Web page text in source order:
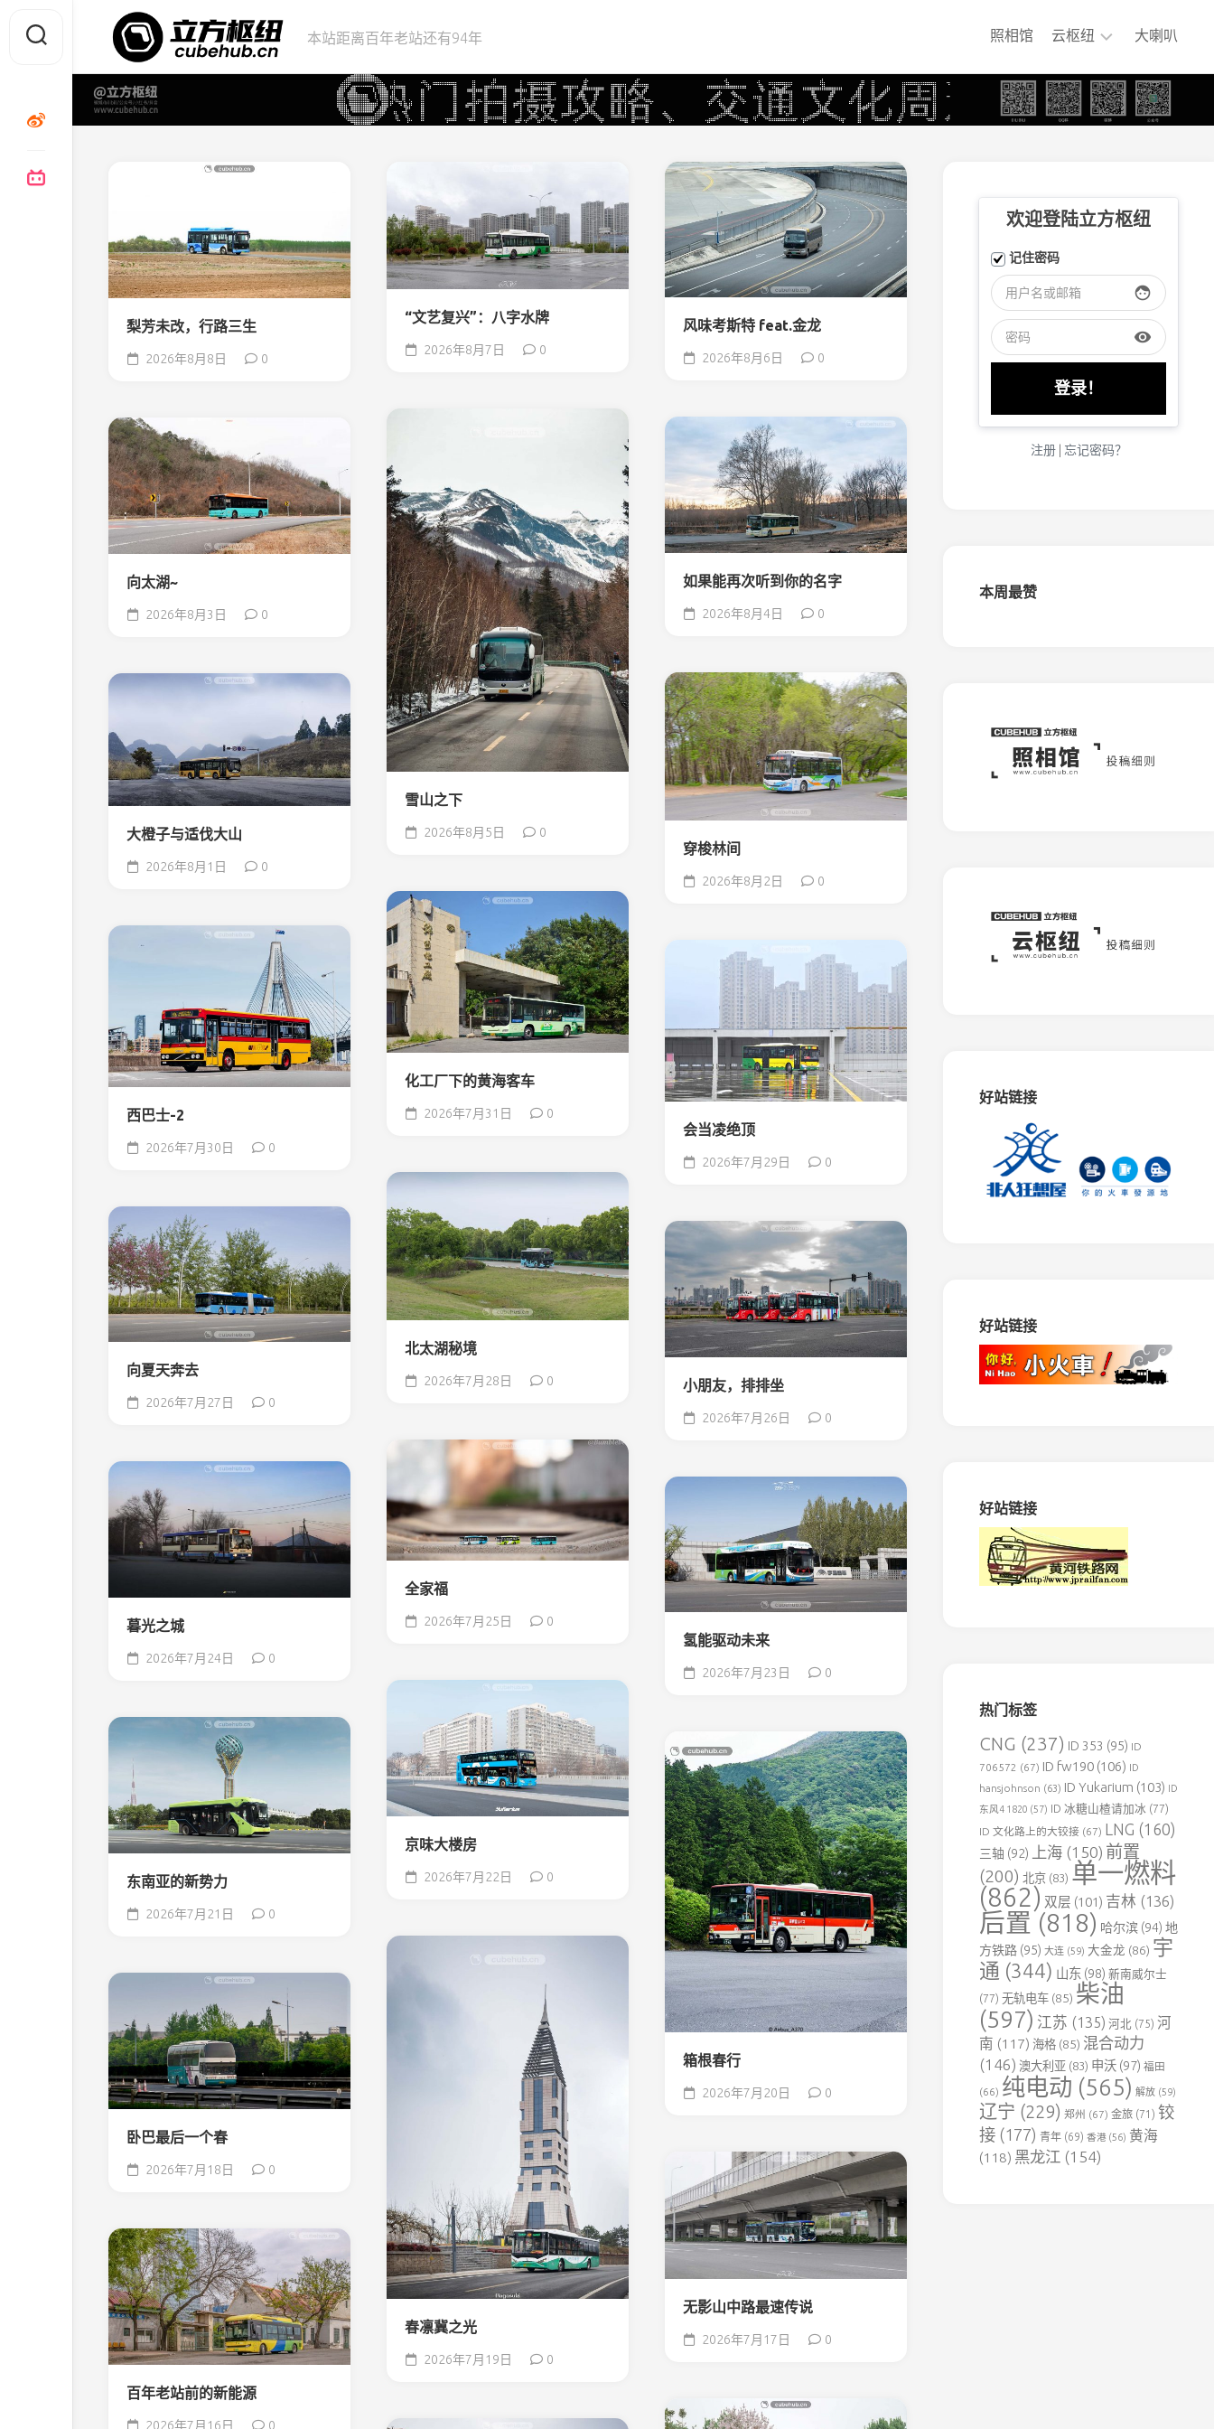
content
本站距离百年老站还有94年 照相馆 云枢纽
铁
煤
集
铁
路
小
火
车
大
盐
（金
城）
窄
桦
南
森
铁
路
蒙
观
光
铁
路
用
铁
路
水
泥
专
用
路
葛
坝
老
口
水
泥
专
用
铁
路
达
竹
煤
电
大喇叭
梨芳未改，行路三生
2026年8月8日 0
“文艺复兴”：八字水牌
2026年8月7日 0
风味考斯特 feat.金龙
2026年8月6日 0
雪山之下
2026年8月5日 0
如果能再次听到你的名字
2026年8月4日 0
向太湖~
2026年8月3日 0
穿梭林间
2026年8月2日 0
大橙子与适伐大山
2026年8月1日 0
化工厂下的黄海客车
2026年7月31日 0
西巴士-2
2026年7月30日 0
会当凌绝顶
2026年7月29日 0
北太湖秘境
2026年7月28日 0
向夏天奔去
2026年7月27日 0
小朋友，排排坐
2026年7月26日 0
全家福
2026年7月25日 0
暮光之城
2026年7月24日 0
氢能驱动未来
2026年7月23日 0
京味大楼房
2026年7月22日 0
东南亚的新势力
2026年7月21日 0
箱根春行
2026年7月20日 0
春凛冀之光
2026年7月19日 0
卧巴最后一个春
2026年7月18日 0
无影山中路最速传说
2026年7月17日 0
百年老站前的新能源
2026年7月16日 0
欢迎登陆立方枢纽
记住密码
face
visibility
注册| 忘记密码？
本周最赞
好站链接
好站链接
好站链接
热门标签
CNG (237) ID 353 (95) ID
706572 (67) ID fw190 (106) ID
hansjohnson (63) ID Yukarium (103) ID
东风4 1820 (57) ID 冰糖山楂请加冰 (77)
ID 文化路上的大铰接 (67) LNG (160)
三轴 (92) 上海 (150) 前置
(200) 北京 (83) 单一燃料
(862) 双层 (101) 吉林 (136)
后置(818) 哈尔滨 (94) 地
方铁路 (95) 大连 (59) 大金龙 (86) 宇
通 (344) 山东 (98) 新南威尔士
(77) 无轨电车 (85) 柴油
(597) 江苏 (135) 河北 (75) 河
南 (117) 海格 (85) 混合动力
(146) 澳大利亚 (83) 申沃 (97) 福田
(66) 纯电动 (565) 解放 (59)
辽宁 (229) 郑州 (67) 金旅 (71) 铰
接 (177) 青年 (69) 香港 (56) 黄海
(118) 黑龙江 (154)